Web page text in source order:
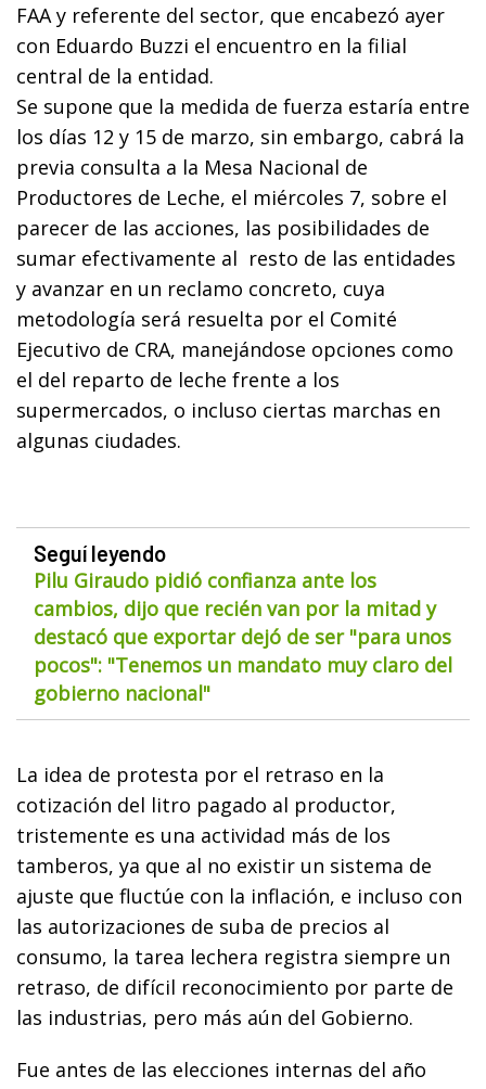
FAA y referente del sector, que encabezó ayer
con Eduardo Buzzi el encuentro en la filial
central de la entidad.
Se supone que la medida de fuerza estaría entre
los días 12 y 15 de marzo, sin embargo, cabrá la
previa consulta a la Mesa Nacional de
Productores de Leche, el miércoles 7, sobre el
parecer de las acciones, las posibilidades de
sumar efectivamente al resto de las entidades
y avanzar en un reclamo concreto, cuya
metodología será resuelta por el Comité
Ejecutivo de CRA, manejándose opciones como
el del reparto de leche frente a los
supermercados, o incluso ciertas marchas en
algunas ciudades.
Seguí leyendo
Pilu Giraudo pidió confianza ante los
cambios, dijo que recién van por la mitad y
destacó que exportar dejó de ser "para unos
pocos": "Tenemos un mandato muy claro del
gobierno nacional"
La idea de protesta por el retraso en la
cotización del litro pagado al productor,
tristemente es una actividad más de los
tamberos, ya que al no existir un sistema de
ajuste que fluctúe con la inflación, e incluso con
las autorizaciones de suba de precios al
consumo, la tarea lechera registra siempre un
retraso, de difícil reconocimiento por parte de
las industrias, pero más aún del Gobierno.
Fue antes de las elecciones internas del año